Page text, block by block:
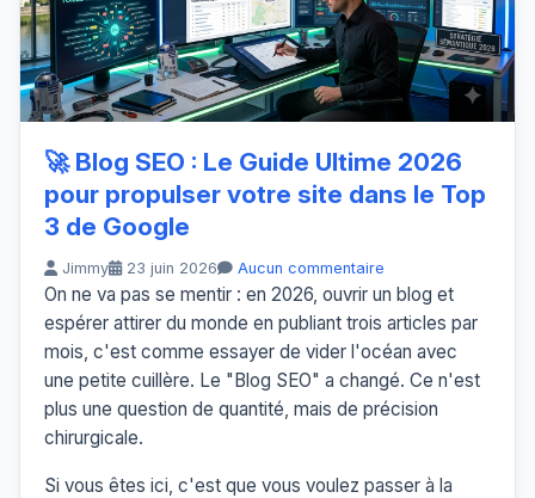
🚀 Blog SEO : Le Guide Ultime 2026
pour propulser votre site dans le Top
3 de Google
Jimmy 23 juin 2026 Aucun commentaire
On ne va pas se mentir : en 2026, ouvrir un blog et
espérer attirer du monde en publiant trois articles par
mois, c'est comme essayer de vider l'océan avec
une petite cuillère. Le "Blog SEO" a changé. Ce n'est
plus une question de quantité, mais de précision
chirurgicale.
Si vous êtes ici, c'est que vous voulez passer à la